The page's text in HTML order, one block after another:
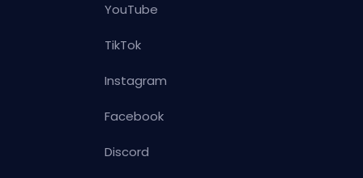
YouTube
TikTok
Instagram
Facebook
Discord